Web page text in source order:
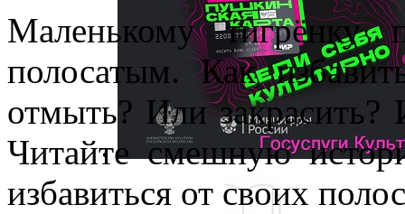
Маленькому тигрёнку
полосатым. Как
отмыть? Или закрасить?
Читайте смешную
избавиться от своих